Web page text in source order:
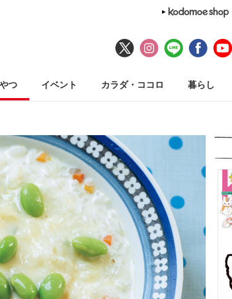
つ イベント カラダ・ココロ 暮らし